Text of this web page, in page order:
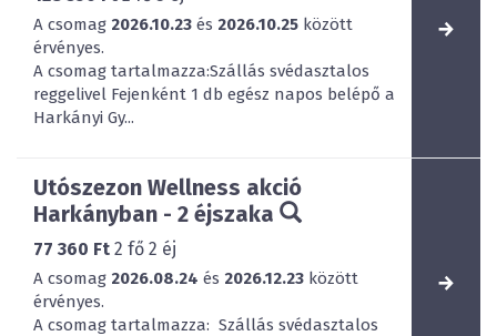
A csomag 2026.10.23 és 2026.10.25 között
érvényes.
A csomag tartalmazza:Szállás svédasztalos
reggelivel Fejenként 1 db egész napos belépő a
Harkányi Gy...
Utószezon Wellness akció
Harkányban - 2 éjszaka
77 360 Ft 2 fő 2 éj
A csomag 2026.08.24 és 2026.12.23 között
érvényes.
A csomag tartalmazza: Szállás svédasztalos